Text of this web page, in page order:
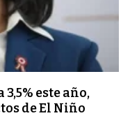
este año,
de El Niño